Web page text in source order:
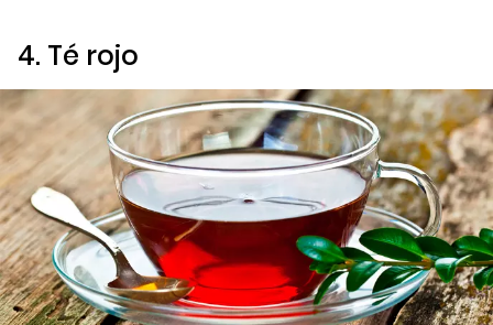
4. Té rojo